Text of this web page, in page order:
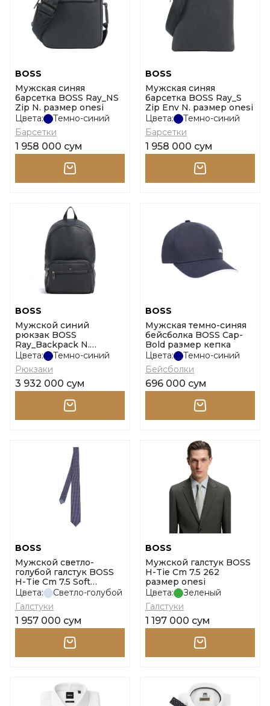
BOSS
Мужская синяя
барсетка BOSS Ray_NS
Zip N. размер onesi
Цвета:
Темно-синий
Барсетки
1 958 000 сум
BOSS
Мужская синяя
барсетка BOSS Ray_S
Zip Env N. размер onesi
Цвета:
Темно-синий
Барсетки
1 958 000 сум
BOSS
Мужской синий
рюкзак BOSS
Ray_Backpack N.
размер onesi
Цвета:
Темно-синий
Рюкзаки
3 932 000 сум
BOSS
Мужская темно-синяя
бейсболка BOSS Cap-
Bold размер кепка
Цвета:
Темно-синий
Бейсболки
696 000 сум
BOSS
Мужской светло-
голубой галстук BOSS
H-Tie Cm 7.5 Soft
размер onesi
Цвета:
Светло-голубой
Галстуки
1 957 000 сум
BOSS
Мужской галстук BOSS
H-Tie Cm 7.5 262
размер onesi
Цвета:
Зеленый
Галстуки
1 197 000 сум